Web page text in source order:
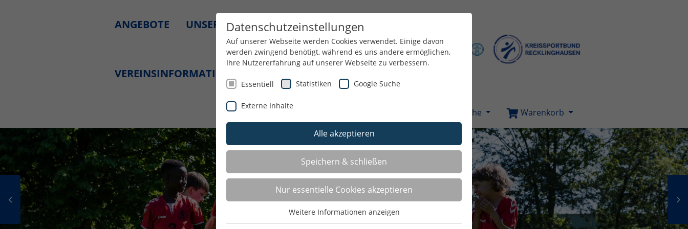
ANGEBOTE UNSERE THEMEN WIR ÜBER UNS
VEREINSINFORMATIONEN
Suche Warenkorb
Datenschutzeinstellungen
Auf unserer Webseite werden Cookies verwendet. Einige davon
werden zwingend benötigt, während es uns andere ermöglichen,
Ihre Nutzererfahrung auf unserer Webseite zu verbessern.
Essentiell Statistiken Google Suche
Externe Inhalte
Alle akzeptieren
Speichern & schließen
Nur essentielle Cookies akzeptieren
Weitere Informationen anzeigen